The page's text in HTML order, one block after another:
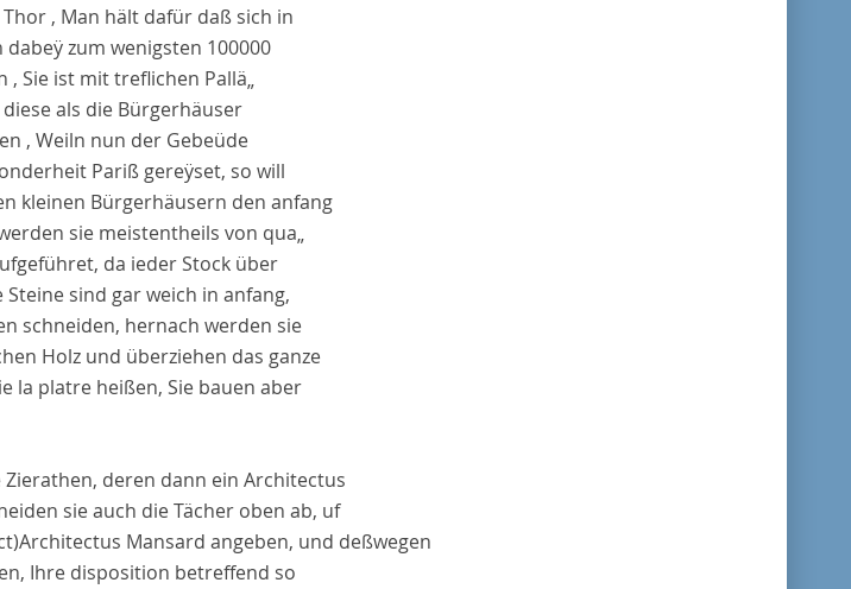
, Man hält dafür daß sich in
zum wenigsten 100000
Sie ist mit treflichen Pallä„
als die Bürgerhäuser
, Weiln nun der Gebeüde
Parißgereÿset, so will
kleinen Bürgerhäusern den anfang
sie meistentheils von qua„
da ieder Stock über
sind gar weich in anfang,
schneiden, hernach werden sie
Holz und überziehen das ganze
la platreheißen, Sie bauen aber
deren dann ein Architectus
sie auch die Tächer oben ab, uf
Architectus Mansard angeben, und deßwegen
Ihre disposition betreffend so